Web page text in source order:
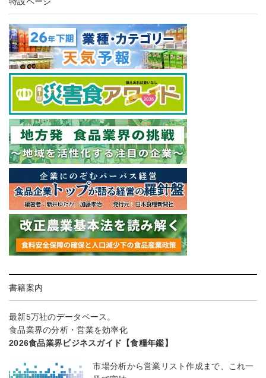
書籍案内
最新5万社のデータベース。
食品業界の分析・営業を効率化
2026食品業界ビジネスガイド【食糧年鑑】
市場分析から営業リスト作成まで、これ一